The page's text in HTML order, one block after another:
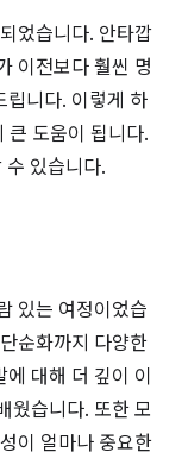
었습니다. 안타깝
이전보다 훨씬 명
립니다. 이렇게 하
큰 도움이 됩니다.
수 있습니다.
있는 여정이었습
순화까지 다양한
대해 더 깊이 이
웠습니다. 또한 모
이 얼마나 중요한